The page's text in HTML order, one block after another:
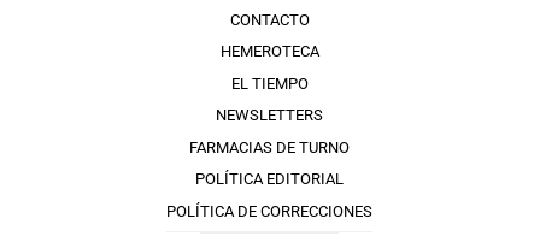
CONTACTO
HEMEROTECA
EL TIEMPO
NEWSLETTERS
FARMACIAS DE TURNO
POLÍTICA EDITORIAL
POLÍTICA DE CORRECCIONES